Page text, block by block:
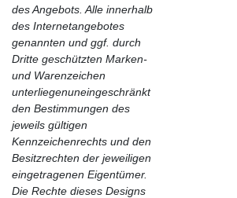
des Angebots. Alle innerhalb
des Internetangebotes
genannten und ggf. durch
Dritte geschützten Marken-
und Warenzeichen
unterliegenuneingeschränkt
den Bestimmungen des
jeweils gültigen
Kennzeichenrechts und den
Besitzrechten der jeweiligen
eingetragenen Eigentümer.
Die Rechte dieses Designs